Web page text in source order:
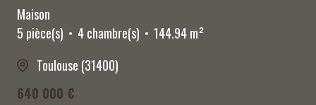
Maison
5 pièce(s)
4 chambre(s)
144.94 m²
Toulouse (31400)
640 000 €